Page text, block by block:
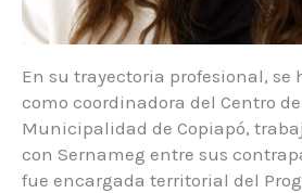
En su trayectoria profesional, se
como coordinadora del Centro
Municipalidad de Copiapó,
con Sernameg entre sus
fue encargada territorial del